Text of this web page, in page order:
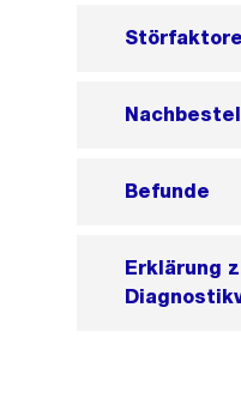
Befunde
Erklärung